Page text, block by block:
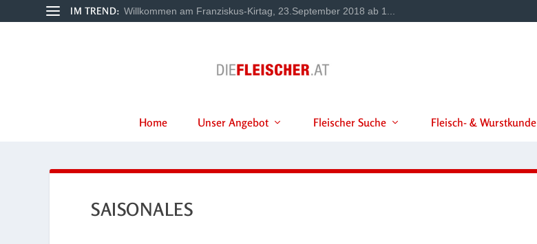
IM TREND: Willkommen am Franziskus-Kirtag, 23.September 2018 ab 1...
Home Unser Angebot Fleischer Suche Fleisch- & Wurstkunde
SAISONALES